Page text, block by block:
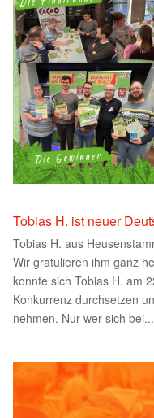
Tobias H. ist neuer
Tobias H. aus
Wir gratulieren ihm ganz
konnte sich Tobias H. am
Konkurrenz durchsetzen
nehmen. Nur wer sich bei...